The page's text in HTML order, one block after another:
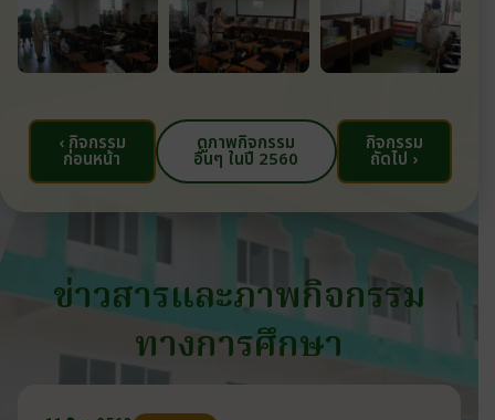
‹ กิจกรรม
ก่อนหน้า
ดูภาพกิจกรรม
อื่นๆ ในปี 2560
กิจกรรม
ถัดไป ›
ข่าวสารและภาพกิจกรรม
ทางการศึกษา